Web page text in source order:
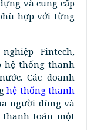
và cung cấp
hợp với từng
Fintech,
hệ thống thanh
Các doanh
hệ thống thanh
người dùng và
thanh toán một